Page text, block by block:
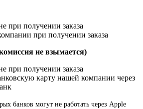
при получении заказа
при получении заказа
не взымается)
при получении заказа
карту нашей компании через
банков могут не работать через Apple